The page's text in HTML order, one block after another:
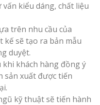
kiểu dáng, chất liệu
trên nhu cầu của
kế sẽ tạo ra bản mẫu
duyệt.
khi khách hàng đồng ý
sản xuất được tiến
kỹ thuật sẽ tiến hành